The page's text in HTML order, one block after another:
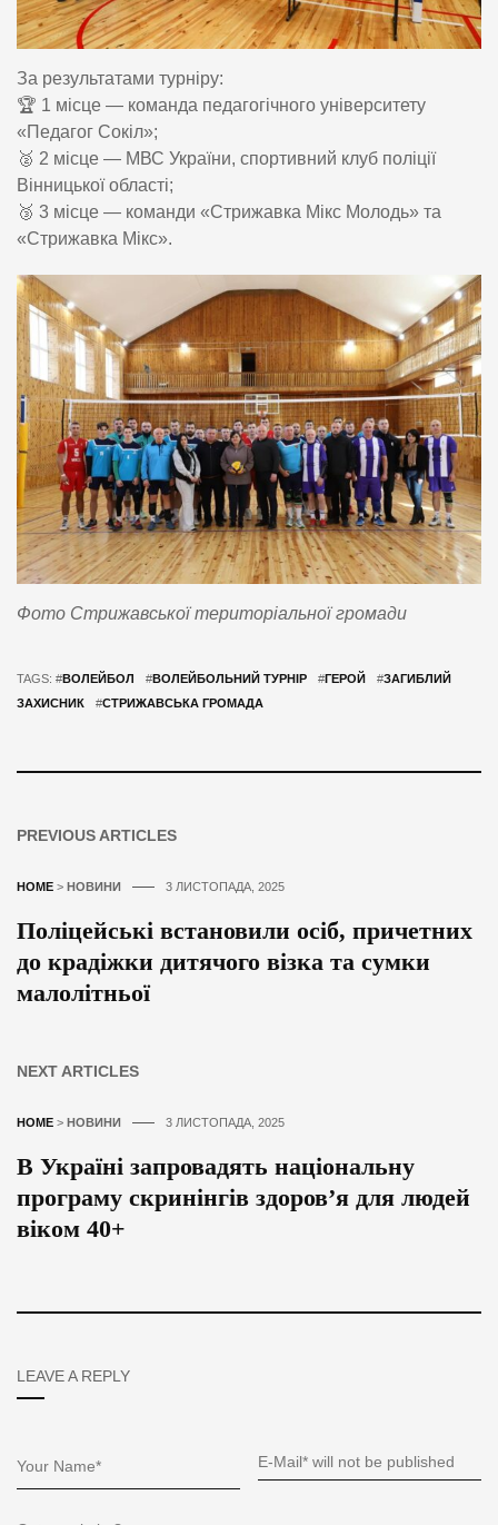
За результатами турніру:
🏆 1 місце — команда педагогічного університету
«Педагог Сокіл»;
🥈 2 місце — МВС України, спортивний клуб поліції
Вінницької області;
🥉 3 місце — команди «Стрижавка Мікс Молодь» та
«Стрижавка Мікс».
Фото Стрижавської територіальної громади
TAGS: #ВОЛЕЙБОЛ #ВОЛЕЙБОЛЬНИЙ ТУРНІР #ГЕРОЙ #ЗАГИБЛИЙ
ЗАХИСНИК
#СТРИЖАВСЬКА ГРОМАДА
PREVIOUS ARTICLES
HOME > НОВИНИ 3 ЛИСТОПАДА, 2025
Поліцейські встановили осіб, причетних
до крадіжки дитячого візка та сумки
малолітньої
NEXT ARTICLES
HOME > НОВИНИ 3 ЛИСТОПАДА, 2025
В Україні запровадять національну
програму скринінгів здоров’я для людей
віком 40+
LEAVE A REPLY